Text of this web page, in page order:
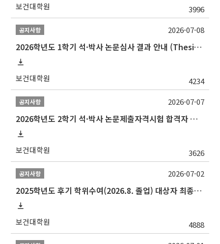
보건대학원 3996
공지사항
2026학년도 1학기 석·박사 논문심사 결과 안내 (Thesis Defense Result)
보건대학원 4234
2026-07-08
공지사항
2026학년도 2학기 석·박사 논문제출자격시험 합격자 공고(TSQ Exam Result)
보건대학원 3626
2026-07-07
공지사항
2025학년도 후기 학위수여(2026.8. 졸업) 대상자 최종인준 논문 제출 안내
보건대학원 4888
2026-07-02